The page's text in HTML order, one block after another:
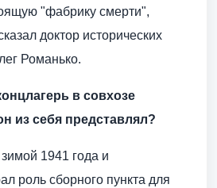
"фабрику смерти",
доктор исторических
Романько.
в совхозе
из себя представлял?
1941 года и
роль сборного пункта для